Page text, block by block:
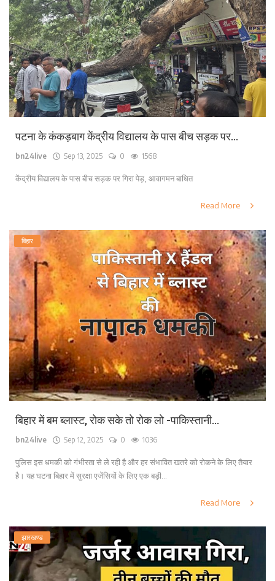
पटना के कंकड़बाग केंद्रीय विद्यालय के पास बीच सड़क पर...
bn24live Sep 13, 2025 0 1568
केंद्रीय विद्यालय के पास बीच सड़क पर गिरा पेड़, आवागमन बाधित
Read More
बिहार
बिहार में बम ब्लास्ट, रोक सके तो रोक लो -पाकिस्तानी...
bn24live Sep 12, 2025 0 1036
पुलिस इस धमकी को गंभीरता से ले रही है और हर संभावित खतरे को रोकने के लिए तैयार
है। यह घटना बिहार में सुरक्षा एजेंसियों के लिए एक बड़ी...
Read More
झारखण्ड